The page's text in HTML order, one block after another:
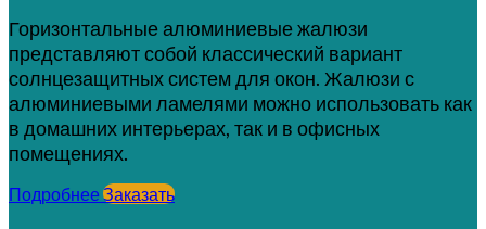
Горизонтальные алюминиевые жалюзи
представляют собой классический вариант
солнцезащитных систем для окон. Жалюзи с
алюминиевыми ламелями можно использовать как
в домашних интерьерах, так и в офисных
помещениях.
Подробнее Заказать